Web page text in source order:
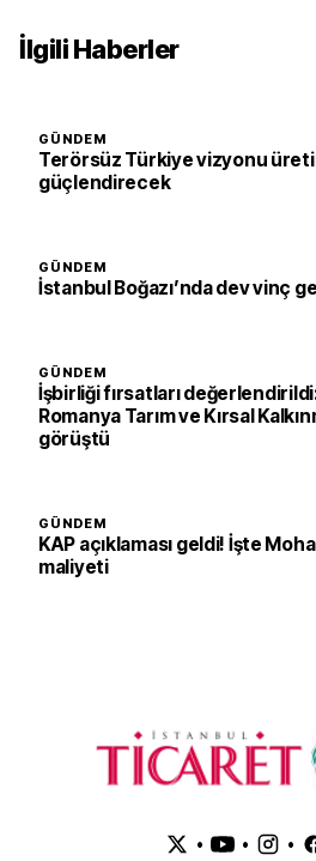
İlgili Haberler
GÜNDEM
Terörsüz Türkiye vizyonu
güçlendirecek
GÜNDEM
İstanbul Boğazı’nda dev vinç
GÜNDEM
İşbirliği fırsatları
Romanya Tarım ve Kırsal
görüştü
GÜNDEM
KAP açıklaması geldi! İşte
maliyeti
• • •